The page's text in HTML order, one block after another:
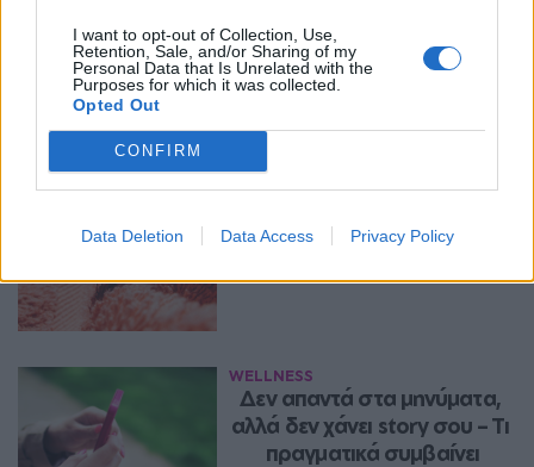
I want to opt-out of Collection, Use,
Retention, Sale, and/or Sharing of my
Personal Data that Is Unrelated with the
Purposes for which it was collected.
Opted Out
CONFIRM
Data Deletion Data Access Privacy Policy
ΑΥΓ 05, 2026
Πόσο συχνά πρέπει να
πλένεις την πετσέτα
ΑΥΓ 05, 2026
WELLNESS
Δεν απαντά στα μηνύματα,
αλλά δεν χάνει story σου – Τι
πραγματικά συμβαίνει